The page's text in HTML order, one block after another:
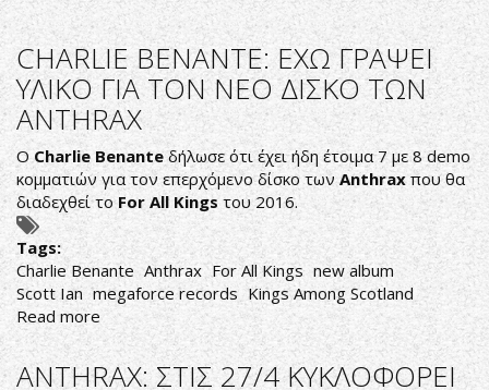
CHARLIE BENANTE: ΕΧΩ ΓΡΑΨΕΙ
ΥΛΙΚΟ ΓΙΑ ΤΟΝ ΝΕΟ ΔΙΣΚΟ ΤΩΝ
ANTHRAX
ΟCharlie Benanteδήλωσε ότι έχει ήδη έτοιμα 7 με 8 demo
κομματιών για τον επερχόμενο δίσκο τωνAnthrax που θα
διαδεχθεί τοFor All Kings του 2016.
Tags:
Charlie Benante Anthrax For All Kings new album
Scott Ian megaforce records Kings Among Scotland
Read more about
CHARLIE
BENANTE:
ΕΧΩ
ANTHRAX: ΣΤΙΣ 27/4 ΚΥΚΛΟΦΟΡΕΙ